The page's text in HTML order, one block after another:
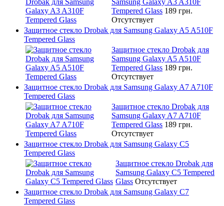
Tempered Glass 189 грн.
Отсутствует
Защитное стекло Drobak для Samsung Galaxy A5 A510F
Tempered Glass
Защитное стекло Drobak для
Samsung Galaxy A5 A510F
Tempered Glass 189 грн.
Отсутствует
Защитное стекло Drobak для Samsung Galaxy A7 A710F
Tempered Glass
Защитное стекло Drobak для
Samsung Galaxy A7 A710F
Tempered Glass 189 грн.
Отсутствует
Защитное стекло Drobak для Samsung Galaxy C5
Tempered Glass
Защитное стекло Drobak для
Samsung Galaxy C5 Tempered
Glass Отсутствует
Защитное стекло Drobak для Samsung Galaxy C7
Tempered Glass